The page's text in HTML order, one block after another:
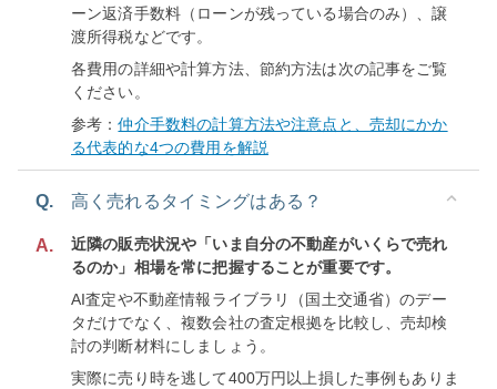
ーン返済手数料（ローンが残っている場合のみ）、譲
渡所得税などです。
各費用の詳細や計算方法、節約方法は次の記事をご覧
ください。
参考：仲介手数料の計算方法や注意点と、売却にかか
る代表的な4つの費用を解説
Q. 高く売れるタイミングはある？
A.
近隣の販売状況や「いま自分の不動産がいくらで売れ
るのか」相場を常に把握することが重要です。
AI査定や不動産情報ライブラリ（国土交通省）のデー
タだけでなく、複数会社の査定根拠を比較し、売却検
討の判断材料にしましょう。
実際に売り時を逃して400万円以上損した事例もありま